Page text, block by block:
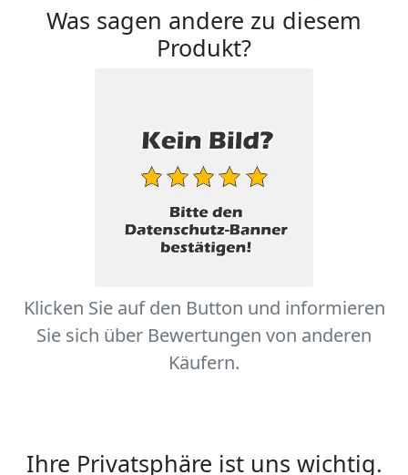
Was sagen andere zu diesem
Produkt?
Klicken Sie auf den Button und informieren
Sie sich über Bewertungen von anderen
Käufern.
Ihre Privatsphäre ist uns wichtig.